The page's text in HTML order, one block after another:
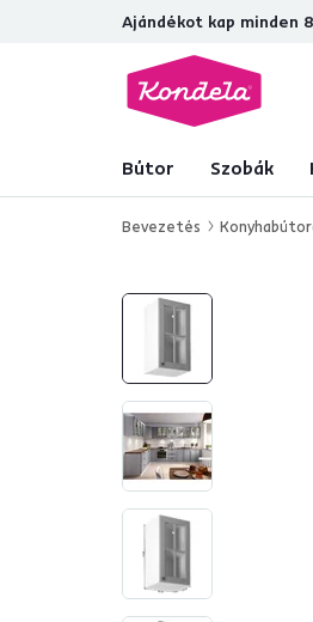
Ajándékot kap minden
4,7
Bútor Szobák
Bevezetés